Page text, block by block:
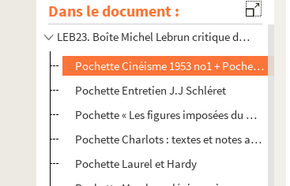
Dans le document :
LEB22. Boîte Michel Lebrun Auteur TV A2
LEB23. Boîte Michel Lebrun critique de cinéma
Pochette Cinéisme 1953 no1 + Pochette
Pochette Entretien J.J Schléret
Pochette « Les figures imposées du mélo »
Pochette Charlots : textes et notes autour
Pochette Laurel et Hardy